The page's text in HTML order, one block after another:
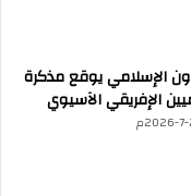
الإسلامي يوقع مذكرة
الإفريقي الآسيوي